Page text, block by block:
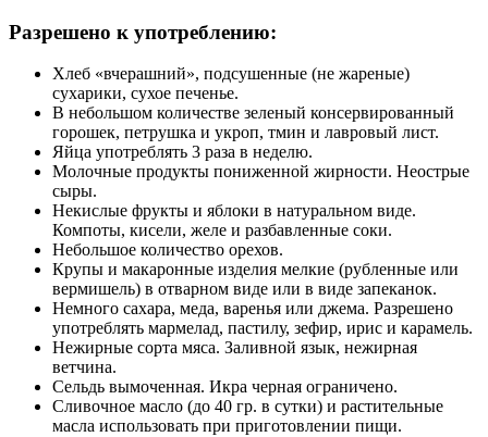
Разрешено к употреблению:
Хлеб «вчерашний», подсушенные (не жареные)
сухарики, сухое печенье.
В небольшом количестве зеленый консервированный
горошек, петрушка и укроп, тмин и лавровый лист.
Яйца употреблять 3 раза в неделю.
Молочные продукты пониженной жирности. Неострые
сыры.
Некислые фрукты и яблоки в натуральном виде.
Компоты, кисели, желе и разбавленные соки.
Небольшое количество орехов.
Крупы и макаронные изделия мелкие (рубленные или
вермишель) в отварном виде или в виде запеканок.
Немного сахара, меда, варенья или джема. Разрешено
употреблять мармелад, пастилу, зефир, ирис и карамель.
Нежирные сорта мяса. Заливной язык, нежирная
ветчина.
Сельдь вымоченная. Икра черная ограничено.
Сливочное масло (до 40 гр. в сутки) и растительные
масла использовать при приготовлении пищи.